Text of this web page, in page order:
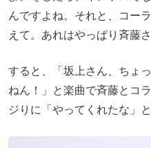
んですよね。それと、コー
えて。あれはやっぱり斉藤
すると、「坂上さん、ちょ
ねん！」と楽曲で斉藤とコ
ジりに「やってくれたな」